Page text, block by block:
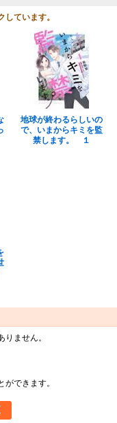
ています。
地球が終わるらしいの
で、いまからキミを監
禁します。 １
ません。
できます。